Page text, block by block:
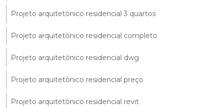
Projeto arquitetônico residencial 3 quartos
Projeto arquitetônico residencial completo
Projeto arquitetônico residencial dwg
Projeto arquitetônico residencial preço
Projeto arquitetônico residencial revit